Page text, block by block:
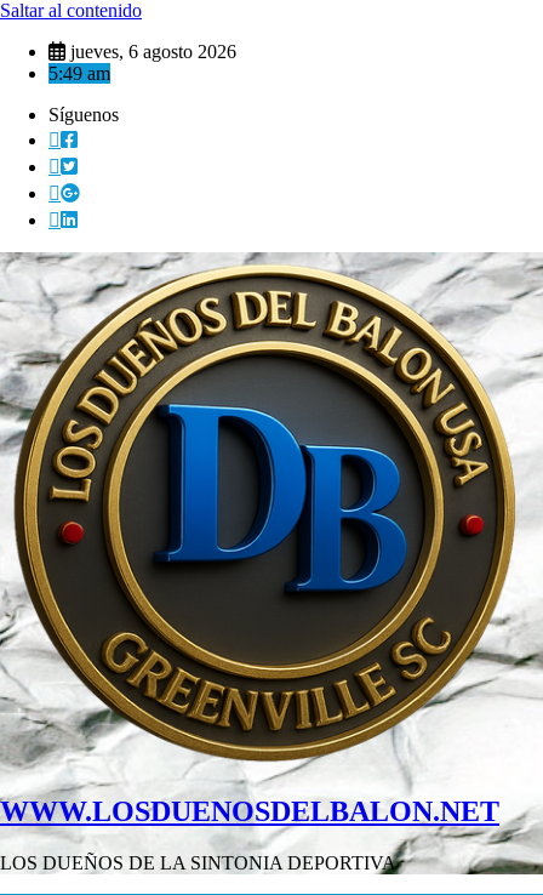
Saltar al contenido
jueves, 6 agosto 2026
5:49 am
Síguenos
WWW.LOSDUENOSDELBALON.NET
LOS DUEÑOS DE LA SINTONIA DEPORTIVA